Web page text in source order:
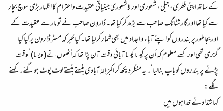
کے ساتھ اپنی فطری، جبلی، شعوری اور لاشعوری جینیاتی عقیدت و احترام کا اظہار بڑی سوچ بچار
سے کیا تھا اور گارشٹانگ صاحب سے بڑھ کر کیا تھا۔ ڈاروِن صاحب نے تو مارے عقیدت کے
اور بجا طور پر بندروں کو اپنے آباء و اجداد میں بھی شمار کرلیا تھا۔ کیا خبر کہ مسٹر ڈاروِن پر کیا کیا
گزری تھی اور کسے معلوم کہ اُن پر کیسا کیسا آبائی وقت آن پڑا تھا کہ اُنھوں نے( ویسا) ’وقت
پڑنے پر بندروں کو باپ بنالیا‘۔ یہ منظر دیکھ کر اکبرؔ اِلہٰ آبادی ہنستے ہنستے لوٹ پوٹ ہوگئے۔ کہنے
لگے:
کہا شدّاد نے خدا ہوں میں